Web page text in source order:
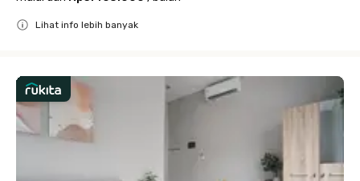
Lihat info lebih banyak